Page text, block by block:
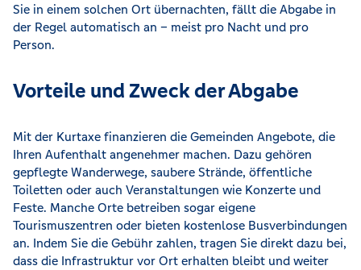
Sie in einem solchen Ort übernachten, fällt die Abgabe in
der Regel automatisch an – meist pro Nacht und pro
Person.
Vorteile und Zweck der Abgabe
Mit der Kurtaxe finanzieren die Gemeinden Angebote, die
Ihren Aufenthalt angenehmer machen. Dazu gehören
gepflegte Wanderwege, saubere Strände, öffentliche
Toiletten oder auch Veranstaltungen wie Konzerte und
Feste. Manche Orte betreiben sogar eigene
Tourismuszentren oder bieten kostenlose Busverbindungen
an. Indem Sie die Gebühr zahlen, tragen Sie direkt dazu bei,
dass die Infrastruktur vor Ort erhalten bleibt und weiter